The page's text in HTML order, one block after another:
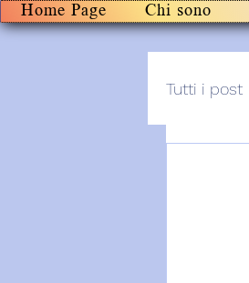
Home Page Chi sono
Tutti i post